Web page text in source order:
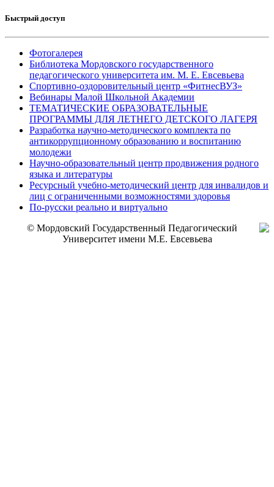
Быстрый доступ
Фотогалерея
Библиотека Мордовского государственного
педагогического университета им. М. Е. Евсевьева
Спортивно-оздоровительный центр «ФитнесВУЗ»
Вебинары Малой Школьной Академии
ТЕМАТИЧЕСКИЕ ОБРАЗОВАТЕЛЬНЫЕ
ПРОГРАММЫ ДЛЯ ЛЕТНЕГО ДЕТСКОГО ЛАГЕРЯ
Разработка научно-методического комплекта по
антикоррупционному образованию и воспитанию
молодежи
Научно-образовательный центр продвижения родного
языка и литературы
Ресурсный учебно-методический центр для инвалидов и
лиц с ограниченными возможностями здоровья
По-русски реально и виртуально
© Мордовский Государственный Педагогический
Университет имени М.Е. Евсевьева